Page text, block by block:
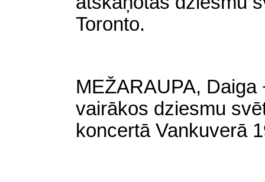
Toronto.
MEŽARAUPA,
vairākos dziesmu
koncertā Vankuverā